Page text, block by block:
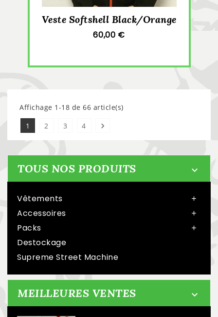
Veste Softshell Black/Orange
60,00 €
Affichage 1-18 de 66 article(s)
1
2 3 4 
TOUS NOS PRODUITS 
Vêtements 
Accessoires 
Packs 
Destockage
Supreme Street Machine
MEILLEURES VENTES 